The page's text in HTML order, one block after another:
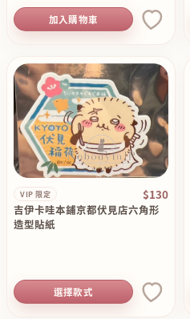
加入購物車
VIP 限定 $130
吉伊卡哇本鋪京都伏見店六角形
造型貼紙
選擇款式